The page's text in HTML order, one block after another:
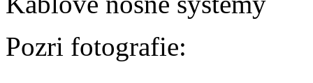
Pozri fotografie: